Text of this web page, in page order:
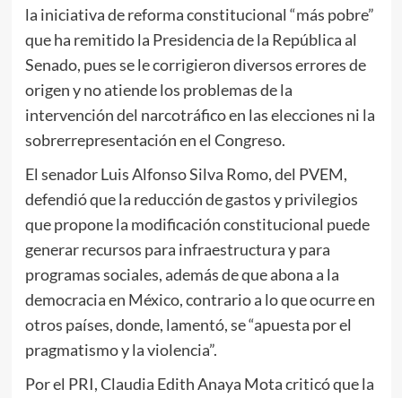
la iniciativa de reforma constitucional “más pobre”
que ha remitido la Presidencia de la República al
Senado, pues se le corrigieron diversos errores de
origen y no atiende los problemas de la
intervención del narcotráfico en las elecciones ni la
sobrerrepresentación en el Congreso.
El senador Luis Alfonso Silva Romo, del PVEM,
defendió que la reducción de gastos y privilegios
que propone la modificación constitucional puede
generar recursos para infraestructura y para
programas sociales, además de que abona a la
democracia en México, contrario a lo que ocurre en
otros países, donde, lamentó, se “apuesta por el
pragmatismo y la violencia”.
Por el PRI, Claudia Edith Anaya Mota criticó que la